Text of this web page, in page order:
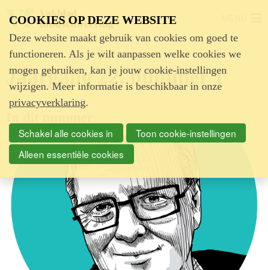
Jaargang 22, nummer 1
COOKIES OP DEZE WEBSITE
Deze website maakt gebruik van cookies om goed te
functioneren. Als je wilt aanpassen welke cookies we
mogen gebruiken, kan je jouw cookie-instellingen
wijzigen. Meer informatie is beschikbaar in onze
privacyverklaring.
Schakel alle cookies in
Toon cookie-instellingen
Alleen essentiële cookies